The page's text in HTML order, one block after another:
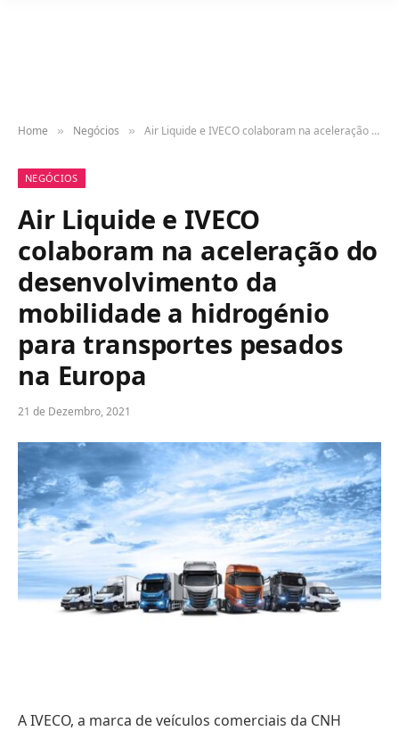
Home » Negócios » Air Liquide e IVECO colaboram na aceleração do desenvolvimento da mobilidade a hidrogénio para transportes pesados na Europa
NEGÓCIOS
Air Liquide e IVECO
colaboram na aceleração do
desenvolvimento da
mobilidade a hidrogénio
para transportes pesados
na Europa
21 de Dezembro, 2021
A IVECO, a marca de veículos comerciais da CNH